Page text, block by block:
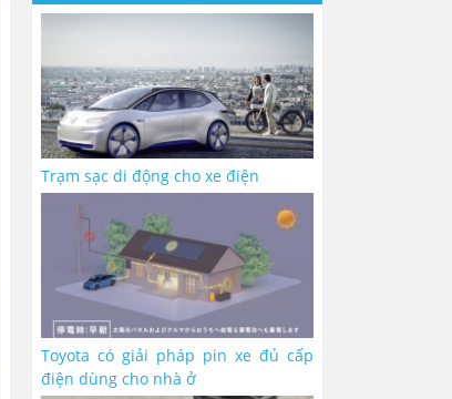
Trạm sạc di động cho xe điện
Toyota có giải pháp pin xe đủ cấp
điện dùng cho nhà ở